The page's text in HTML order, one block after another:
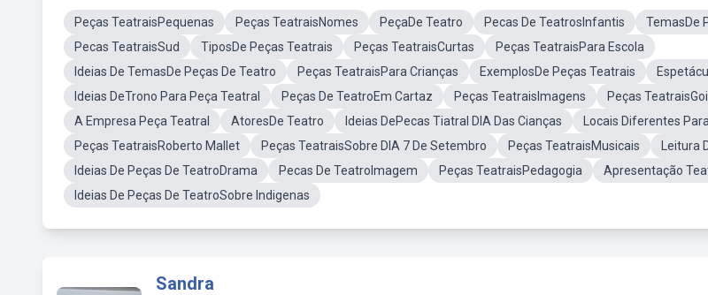
Peças TeatraisPequenas Peças TeatraisNomes PeçaDe Teatro Pecas De TeatrosInfantis
TemasDe
Pecas TeatraisSud
TiposDe Peças Teatrais Peças TeatraisCurtas
Peças TeatraisPara Escola
Ideias De TemasDe Peças De Teatro
Peças TeatraisPara Crianças ExemplosDe Peças Teatrais
Ideias DeTrono Para Peça Teatral
Peças De TeatroEm Cartaz Peças TeatraisImagens
Peças
A Empresa Peça Teatral
AtoresDe Teatro Ideias DePecas Tiatral DIA Das Cianças
Locais Diferentes
Peças TeatraisRoberto Mallet
Peças TeatraisSobre DIA 7 De Setembro Peças TeatraisMusicais
Leitura
Ideias De Peças De TeatroDrama
Pecas De TeatroImagem Peças TeatraisPedagogia
Apresentação
Ideias De Peças De TeatroSobre Indigenas
Sandra